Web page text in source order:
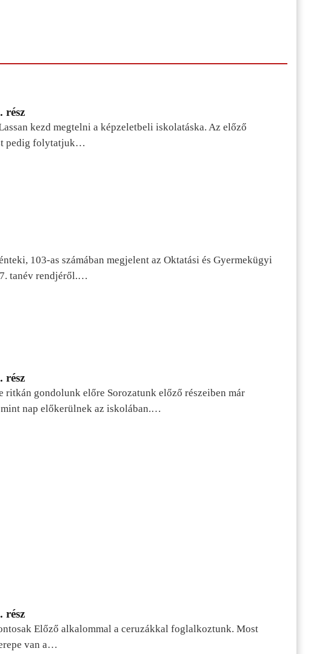
rész
kezd megtelni a képzeletbeli iskolatáska. Az előző
pedig folytatjuk…
103-as számában megjelent az Oktatási és Gyermekügyi
tanév rendjéről.…
rész
gondolunk előre Sorozatunk előző részeiben már
nap előkerülnek az iskolában.…
rész
Előző alkalommal a ceruzákkal foglalkoztunk. Most
van a…